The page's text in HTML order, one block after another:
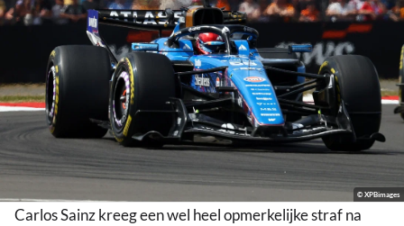
© XPBimages
Carlos Sainz kreeg een wel heel opmerkelijke straf na